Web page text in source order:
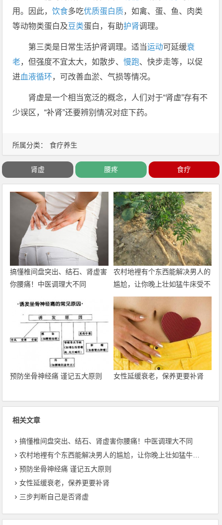
所属分类： 食疗养生
用。因此，饮食多吃优质蛋白质，如禽、蛋、鱼、肉类
等动物类蛋白及豆类蛋白，有助护肾调理。
第三类是日常生活护肾调理。适当运动可延缓衰
老，但强度不宜太大，如散步、慢跑、快步走等，以促
进血液循环，可改善血淤、气损等情况。
肾虚是一个相当宽泛的概念，人们对于“肾虚”存有不
少误区，“补肾”还要辨别情况对症下药。
肾虚 腰疼 食疗
搞懂椎间盘突出、结石、肾虚害
你腰痛！中医调理大不同
农村地裡有个东西能解决男人的
尴尬，让你晚上壮如猛牛床受不
了
预防坐骨神经痛 谨记五大原则 女性延缓衰老，保养更要补肾
相关文章
搞懂椎间盘突出、结石、肾虚害你腰痛！中医调理大不同
农村地裡有个东西能解决男人的尴尬，让你晚上壮如猛牛床受不了
预防坐骨神经痛 谨记五大原则
女性延缓衰老，保养更要补肾
三步判断自己是否肾虚